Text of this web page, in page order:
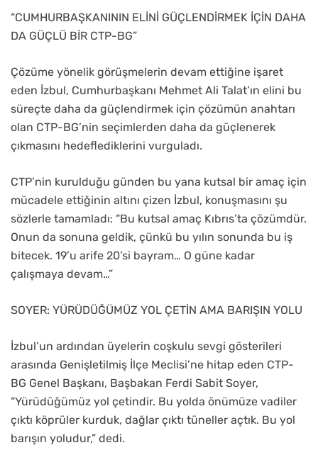
“CUMHURBAŞKANININ ELİNİ GÜÇLENDİRMEK İÇİN DAHA
DA GÜÇLÜ BİR CTP-BG”
Çözüme yönelik görüşmelerin devam ettiğine işaret
eden İzbul, Cumhurbaşkanı Mehmet Ali Talat’ın elini bu
süreçte daha da güçlendirmek için çözümün anahtarı
olan CTP-BG’nin seçimlerden daha da güçlenerek
çıkmasını hedeflediklerini vurguladı.
CTP’nin kurulduğu günden bu yana kutsal bir amaç için
mücadele ettiğinin altını çizen İzbul, konuşmasını şu
sözlerle tamamladı: “Bu kutsal amaç Kıbrıs’ta çözümdür.
Onun da sonuna geldik, çünkü bu yılın sonunda bu iş
bitecek. 19’u arife 20’si bayram… O güne kadar
çalışmaya devam…”
SOYER: YÜRÜDÜĞÜMÜZ YOL ÇETİN AMA BARIŞIN YOLU
İzbul’un ardından üyelerin coşkulu sevgi gösterileri
arasında Genişletilmiş İlçe Meclisi’ne hitap eden CTP-
BG Genel Başkanı, Başbakan Ferdi Sabit Soyer,
“Yürüdüğümüz yol çetindir. Bu yolda önümüze vadiler
çıktı köprüler kurduk, dağlar çıktı tüneller açtık. Bu yol
barışın yoludur,” dedi.